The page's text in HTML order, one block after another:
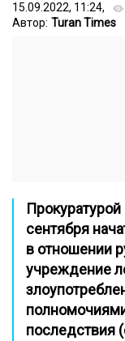
15.09.2022, 11:24,
Автор: Turan Times
сентября
в отношении
учреждение
последствия